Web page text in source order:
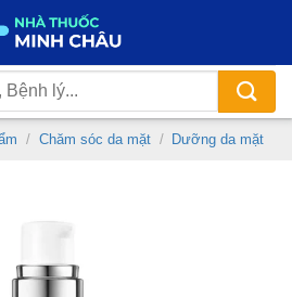
/ Chăm sóc da mặt / Dưỡng da mặt